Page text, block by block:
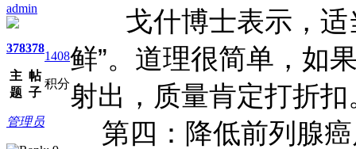
admin
378
主
题
378
帖
子
1408
积分
管理员
戈什博士表示，适
鲜”。道理很简单，如
射出，质量肯定打折扣
第四：降低前列腺